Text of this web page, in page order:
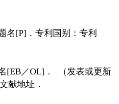
名[P]．专利国别：专利
[EB／OL]． （发表或更新
献地址．